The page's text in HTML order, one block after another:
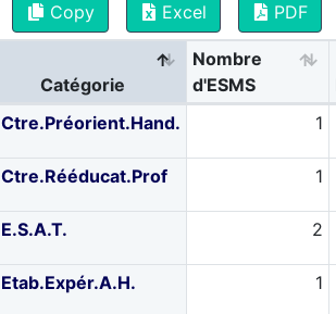
Copy Excel PDF
Catégorie
Nombre
d'ESMS
Ctre.Préorient.Hand.
1
Ctre.Rééducat.Prof 1
E.S.A.T. 2
Etab.Expér.A.H. 1